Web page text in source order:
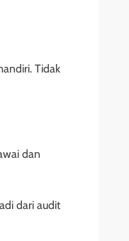
Tidak
dan
dari audit